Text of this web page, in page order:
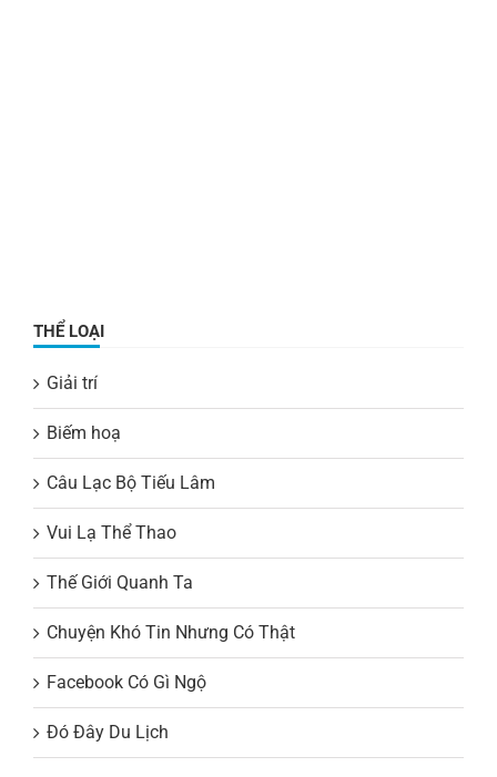
THỂ LOẠI
Giải trí
Biếm hoạ
Câu Lạc Bộ Tiếu Lâm
Vui Lạ Thể Thao
Thế Giới Quanh Ta
Chuyện Khó Tin Nhưng Có Thật
Facebook Có Gì Ngộ
Đó Đây Du Lịch